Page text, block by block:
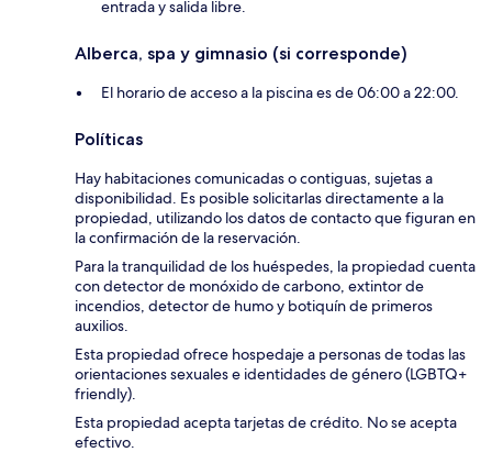
entrada y salida libre.
Alberca, spa y gimnasio (si corresponde)
El horario de acceso a la piscina es de 06:00 a 22:00.
Políticas
Hay habitaciones comunicadas o contiguas, sujetas a
disponibilidad. Es posible solicitarlas directamente a la
propiedad, utilizando los datos de contacto que figuran en
la confirmación de la reservación.
Para la tranquilidad de los huéspedes, la propiedad cuenta
con detector de monóxido de carbono, extintor de
incendios, detector de humo y botiquín de primeros
auxilios.
Esta propiedad ofrece hospedaje a personas de todas las
orientaciones sexuales e identidades de género (LGBTQ+
friendly).
Esta propiedad acepta tarjetas de crédito. No se acepta
efectivo.